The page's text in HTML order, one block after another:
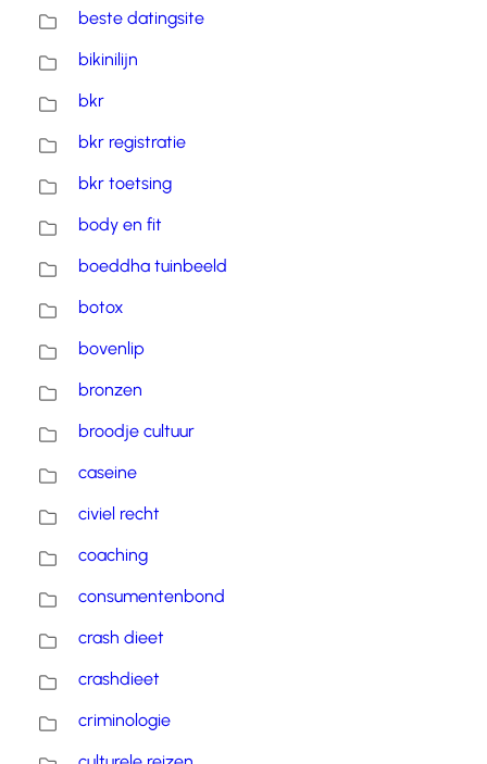
beste datingsite
bikinilijn
bkr
bkr registratie
bkr toetsing
body en fit
boeddha tuinbeeld
botox
bovenlip
bronzen
broodje cultuur
caseine
civiel recht
coaching
consumentenbond
crash dieet
crashdieet
criminologie